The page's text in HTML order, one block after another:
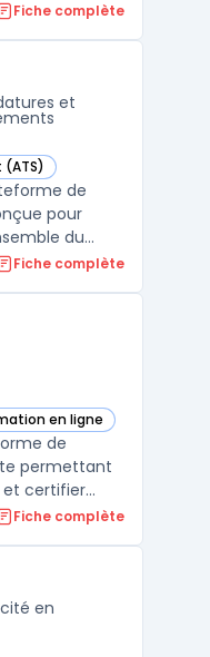
Fiche complète
et
catégorie
de
pour
du
offres à
cabinets
...
Fiche complète
en ligne
catégorie
de
permettant
et certifier
solution
formations.
Fiche complète
en